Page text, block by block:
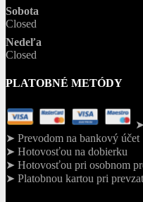
Sobota
Closed
Nedeľa
Closed
PLATOBNÉ METÓDY
➤ Prevodom na bankový účet
➤ Hotovosťou na dobierku
➤ Hotovosťou pri osobnom
➤ Platobnou kartou pri